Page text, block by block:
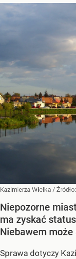
Kazimierza Wielka / Źródło:
Niepozorne
ma zyskać
Niebawem może
Sprawa dotyczy